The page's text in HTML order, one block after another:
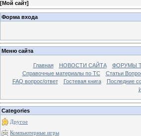
[Мой сайт]
Форма входа
Меню сайта
Главная НОВОСТИ САЙТА ФОРУМЫ
Справочные материалы по TС
Статьи
FAQ вопрос/ответ
Гостевая книга Последние
Categories
Другое
Компьютерные игры